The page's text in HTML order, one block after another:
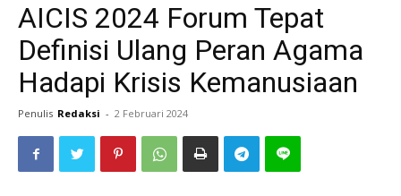
AICIS 2024 Forum Tepat
Definisi Ulang Peran Agama
Hadapi Krisis Kemanusiaan
Penulis Redaksi - 2 Februari 2024